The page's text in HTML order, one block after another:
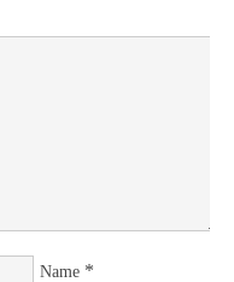
Name *